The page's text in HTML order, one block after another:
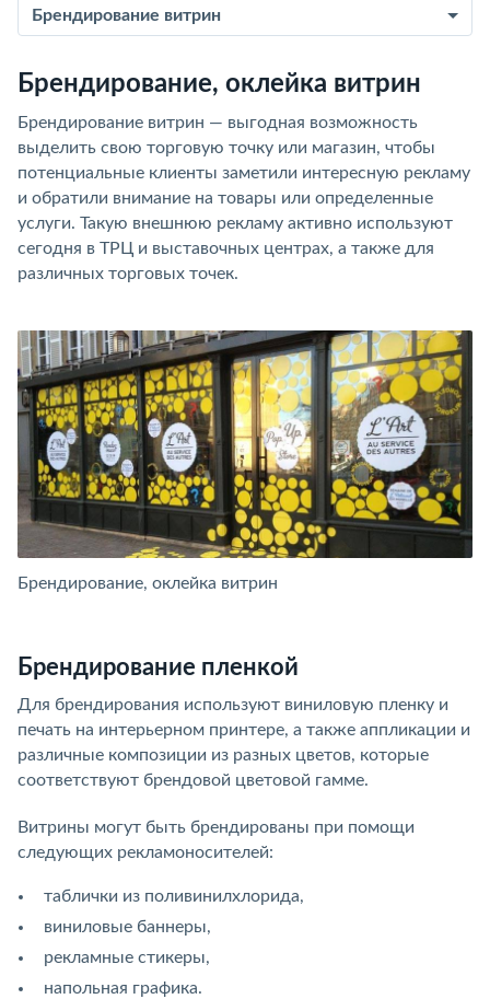
Брендирование витрин
Брендирование, оклейка витрин
Брендирование витрин — выгодная возможность
выделить свою торговую точку или магазин, чтобы
потенциальные клиенты заметили интересную рекламу
и обратили внимание на товары или определенные
услуги. Такую внешнюю рекламу активно используют
сегодня в ТРЦ и выставочных центрах, а также для
различных торговых точек.
Брендирование, оклейка витрин
Брендирование пленкой
Для брендирования используют виниловую пленку и
печать на интерьерном принтере, а также аппликации и
различные композиции из разных цветов, которые
соответствуют брендовой цветовой гамме.
Витрины могут быть брендированы при помощи
следующих рекламоносителей:
таблички из поливинилхлорида,
виниловые баннеры,
рекламные стикеры,
напольная графика.